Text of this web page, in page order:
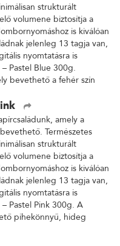
strukturált
volumene biztosítja a
is kiválóan
jelenleg 13 tagja van,
nyomtatásra is
Pastel Blue 300g.
bevethető a fehér szín
amely a
Természetes
strukturált
volumene biztosítja a
is kiválóan
jelenleg 13 tagja van,
nyomtatásra is
Pastel Pink 300g. A
pihekönnyű, hideg